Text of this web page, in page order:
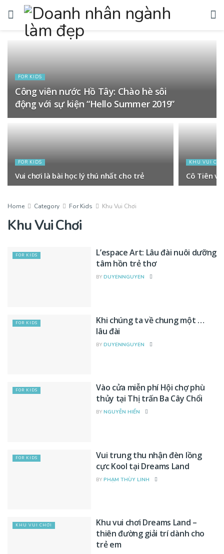
FOR KIDS
Công viên nước Hồ Tây: Chào hè sôi
động với sự kiện “Hello Summer 2019”
FOR KIDS
Vui chơi là bài học lý thú nhất cho trẻ
KHU VUI
Cô Tiên
Home Category For Kids Khu Vui Chơi
Khu Vui Chơi
FOR KIDS
L’espace Art: Lâu đài nuôi dưỡng
tâm hồn trẻ thơ
BY DUYENNGUYEN
FOR KIDS
Khi chúng ta về chung một …
lâu đài
BY DUYENNGUYEN
FOR KIDS
Vào cửa miễn phí Hội chợ phù
thủy tại Thị trấn Ba Cây Chổi
BY NGUYỄN HIỂN
FOR KIDS
Vui trung thu nhận đèn lồng
cực Kool tại Dreams Land
BY PHẠM THÙY LINH
KHU VUI CHƠI
Khu vui chơi Dreams Land –
thiên đường giải trí dành cho
trẻ em